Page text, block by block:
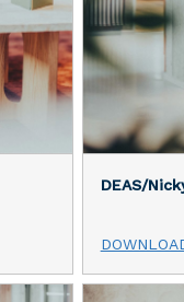
DEAS/